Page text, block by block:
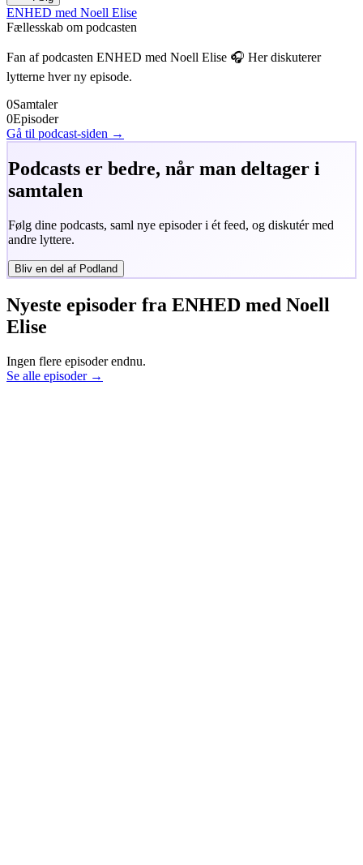
ENHED med Noell Elise
Fællesskab om podcasten
Fan af podcasten ENHED med Noell Elise 🎧 Her diskuterer
lytterne hver ny episode.
0Samtaler
0Episoder
Gå til podcast-siden →
Podcasts er bedre, når man deltager i
samtalen
Følg dine podcasts, saml nye episoder i ét feed, og diskutér med
andre lyttere.
Bliv en del af Podland
Nyeste episoder fra ENHED med Noell
Elise
Ingen flere episoder endnu.
Se alle episoder →